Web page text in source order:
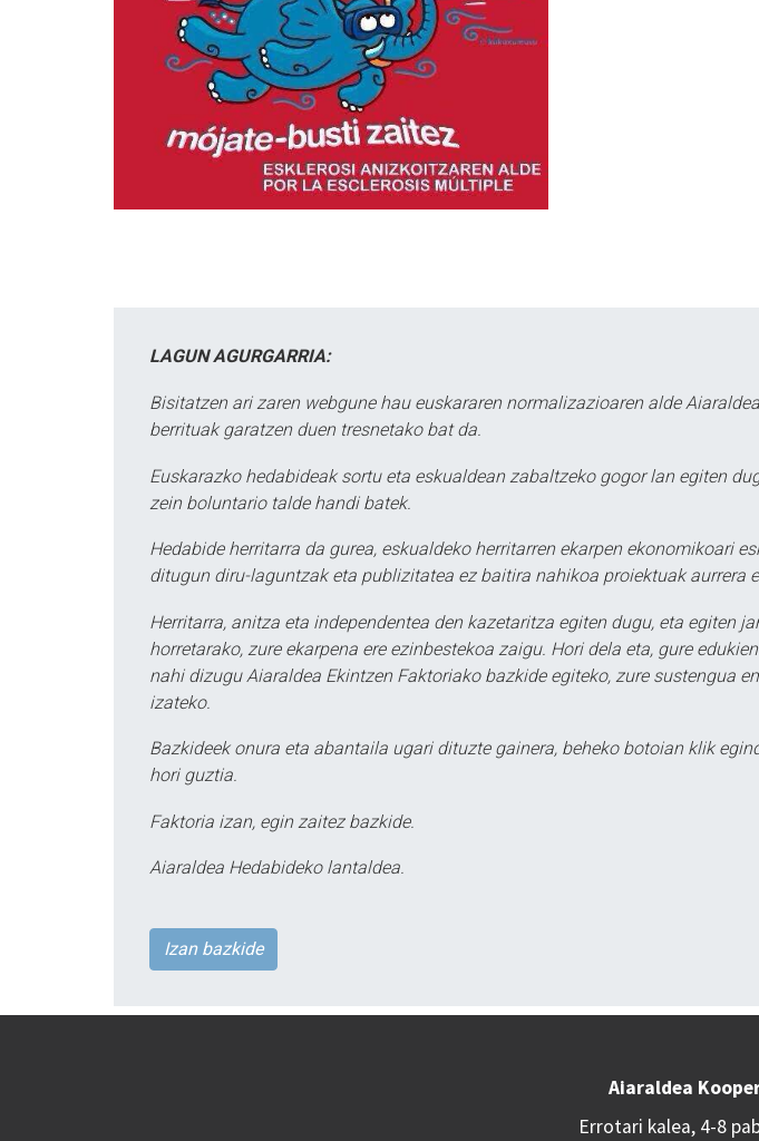
LAGUN AGURGARRIA:
Bisitatzen ari zaren webgune hau euskararen normalizazioaren alde
berrituak garatzen duen tresnetako bat da.
Euskarazko hedabideak sortu eta eskualdean zabaltzeko gogor lan egiten
zein boluntario talde handi batek.
Hedabide herritarra da gurea, eskualdeko herritarren ekarpen ekonomikoari
ditugun diru-laguntzak eta publizitatea ez baitira nahikoa proiektuak aurrera
Herritarra, anitza eta independentea den kazetaritza egiten dugu, eta egiten
horretarako, zure ekarpena ere ezinbestekoa zaigu. Hori dela eta, gure
nahi dizugu Aiaraldea Ekintzen Faktoriako bazkide egiteko, zure sustengua
izateko.
Bazkideek onura eta abantaila ugari dituzte gainera, beheko botoian klik
hori guztia.
Faktoria izan, egin zaitez bazkide.
Aiaraldea Hedabideko lantaldea.
Izan bazkide
Aiaraldea
Errotari kalea, 4-8